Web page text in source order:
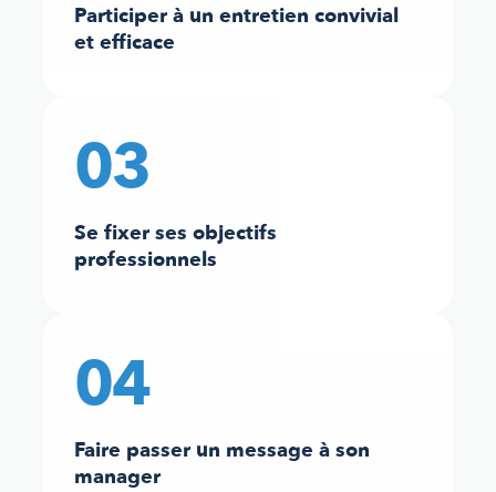
Participer à un entretien convivial
et efficace
03
Se fixer ses objectifs
professionnels
04
Faire passer un message à son
manager